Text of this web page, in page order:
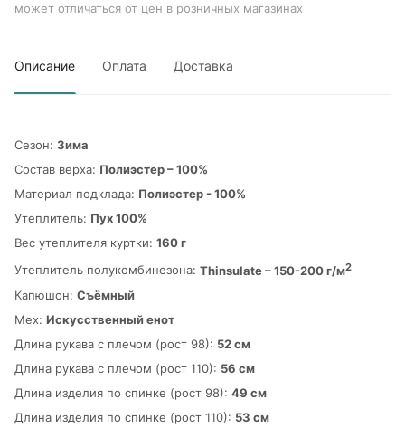
может отличаться от цен в розничных магазинах
Описание Оплата Доставка
Сезон: Зима
Состав верха: Полиэстер – 100%
Материал подклада: Полиэстер - 100%
Утеплитель: Пух 100%
Вес утеплителя куртки: 160 г
Утеплитель полукомбинезона: Thinsulate – 150-200 г/м2
Капюшон: Съёмный
Мех: Искусственный енот
Длина рукава с плечом (рост 98): 52 см
Длина рукава с плечом (рост 110): 56 см
Длина изделия по спинке (рост 98): 49 см
Длина изделия по спинке (рост 110): 53 см